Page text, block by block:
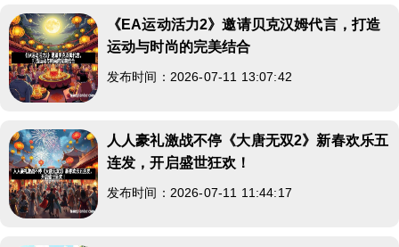
《EA运动活力2》邀请贝克汉姆代言，打造
运动与时尚的完美结合
发布时间：2026-07-11 13:07:42
人人豪礼激战不停《大唐无双2》新春欢乐五
连发，开启盛世狂欢！
发布时间：2026-07-11 11:44:17